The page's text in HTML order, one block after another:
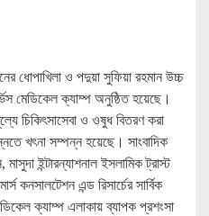
ধোপাখিলা ও পদুয়া সুফিয়া রহমান উচ্চ
মেডিকেল ক্যাম্প অনুষ্ঠিত হয়েছে।
চিকিৎসাসেবা ও ওষুধ বিতরণ করা
খৎনা সম্পন্ন হয়েছে। সাংবাদিক
ইন্টারন্যাশনাল ইসলামিক ট্রাস্ট
কনসালটেশন এন্ড রিসার্চের সার্বিক
ক্যাম্প এলাকায় ব্যাপক প্রশংসা